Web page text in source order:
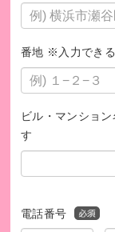
番地 ※入力でき
ビル・マンショ
す
電話番号